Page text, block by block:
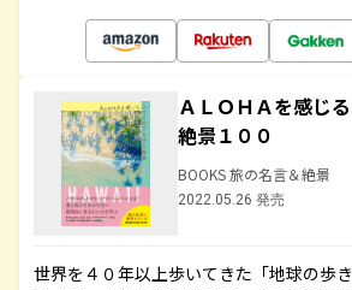
ＡＬＯＨＡを感じ
絶景１００
BOOKS 旅の名言＆絶景
2022.05.26 発売
世界を４０年以上歩いてきた「地球の歩